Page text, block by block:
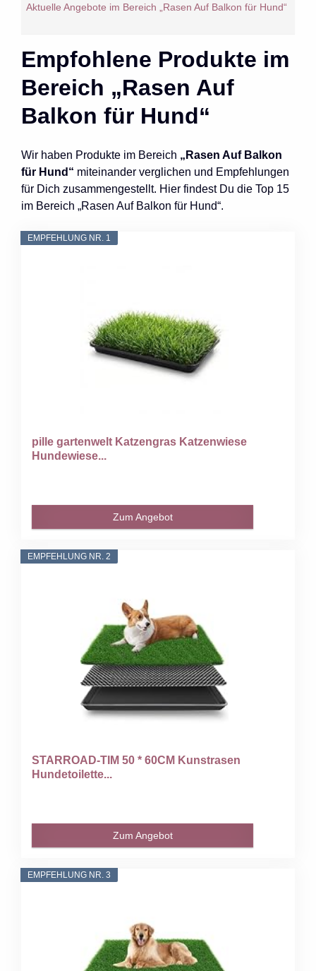
Aktuelle Angebote im Bereich „Rasen Auf Balkon für Hund“
Empfohlene Produkte im
Bereich „Rasen Auf
Balkon für Hund“
Wir haben Produkte im Bereich „Rasen Auf Balkon
für Hund“ miteinander verglichen und Empfehlungen
für Dich zusammengestellt. Hier findest Du die Top 15
im Bereich „Rasen Auf Balkon für Hund“.
EMPFEHLUNG NR. 1
pille gartenwelt Katzengras Katzenwiese
Hundewiese...
Zum Angebot
EMPFEHLUNG NR. 2
STARROAD-TIM 50 * 60CM Kunstrasen
Hundetoilette...
Zum Angebot
EMPFEHLUNG NR. 3